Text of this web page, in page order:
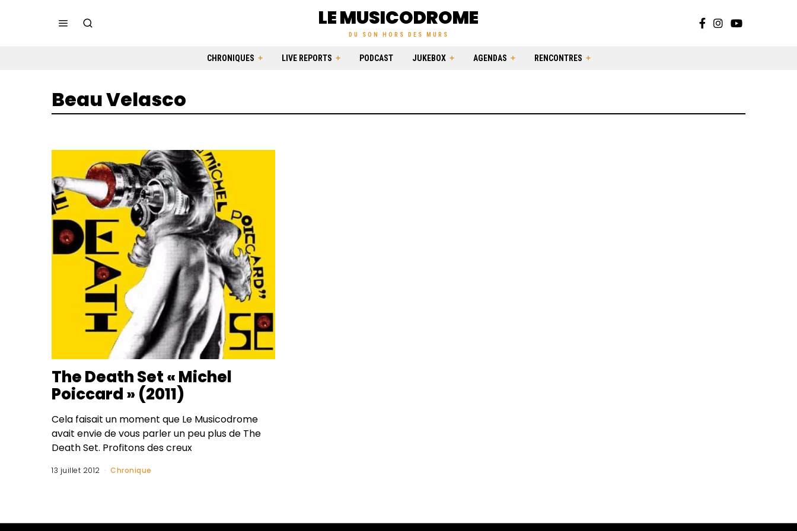
LE MUSICODROME
DU SON HORS DES MURS
CHRONIQUES LIVE REPORTS PODCAST JUKEBOX AGENDAS RENCONTRES
Beau Velasco
The Death Set « Michel
Poiccard » (2011)
Cela faisait un moment que Le Musicodrome
avait envie de vous parler un peu plus de The
Death Set. Profitons des creux
13 juillet 2012 Chronique